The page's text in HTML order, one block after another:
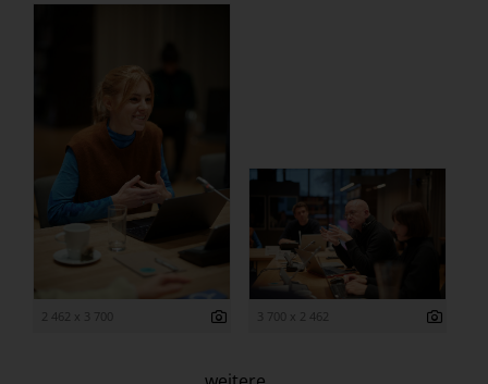
2 462 x 3 700 3 700 x 2 462